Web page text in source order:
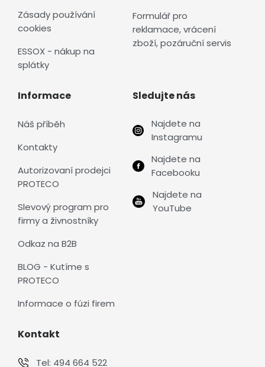
Zásady používání
cookies
ESSOX - nákup na
splátky
Formulář pro
reklamace, vrácení
zboží, pozáruční servis
Informace
Náš příběh
Kontakty
Autorizovaní prodejci
PROTECO
Slevový program pro
firmy a živnostníky
Odkaz na B2B
BLOG - Kutíme s
PROTECO
Informace o fúzi firem
Sledujte nás
Najdete na
Instagramu
Najdete na
Facebooku
Najdete na
YouTube
Kontakt
Tel: 494 664 522